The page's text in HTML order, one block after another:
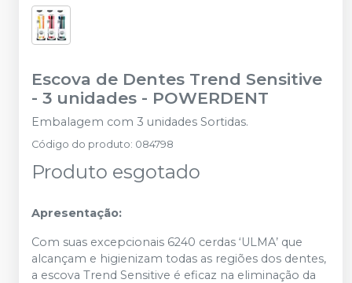
Escova de Dentes Trend Sensitive
- 3 unidades - POWERDENT
Embalagem com 3 unidades Sortidas.
Código do produto: 084798
Produto esgotado
Apresentação:
Com suas excepcionais 6240 cerdas ‘ULMA’ que
alcançam e higienizam todas as regiões dos dentes,
a escova Trend Sensitive é eficaz na eliminação da